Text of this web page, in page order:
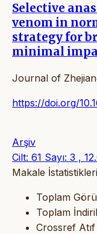
Selective
venom in
strategy for
minimal
Journal of
https://doi.org/
Arşiv
Cilt: 61 Sayı: 3 ,
Makale İstatistikleri
Toplam
Toplam
Crossref Atıf